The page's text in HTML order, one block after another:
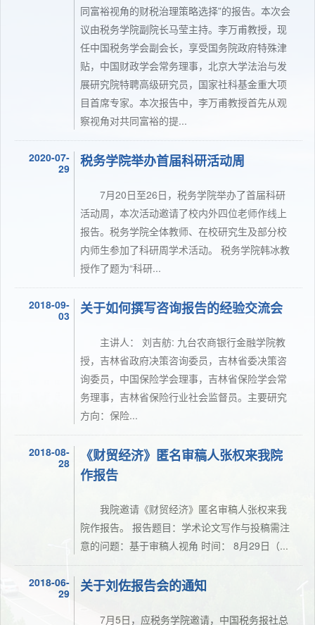
同富裕视角的财税治理策略选择”的报告。本次会
议由税务学院副院长马莹主持。李万甫教授，现
任中国税务学会副会长，享受国务院政府特殊津
贴，中国财政学会常务理事，北京大学法治与发
展研究院特聘高级研究员，国家社科基金重大项
目首席专家。本次报告中，李万甫教授首先从观
察视角对共同富裕的提...
2020-07-
29
税务学院举办首届科研活动周
7月20日至26日，税务学院举办了首届科研
活动周，本次活动邀请了校内外四位老师作线上
报告。税务学院全体教师、在校研究生及部分校
内师生参加了科研周学术活动。 税务学院韩冰教
授作了题为“科研...
2018-09-
03
关于如何撰写咨询报告的经验交流会
主讲人： 刘吉舫: 九台农商银行金融学院教
授，吉林省政府决策咨询委员，吉林省委决策咨
询委员，中国保险学会理事，吉林省保险学会常
务理事，吉林省保险行业社会监督员。主要研究
方向：保险...
2018-08-
28
《财贸经济》匿名审稿人张权来我院
作报告
我院邀请《财贸经济》匿名审稿人张权来我
院作报告。 报告题目：学术论文写作与投稿需注
意的问题：基于审稿人视角 时间： 8月29日（...
2018-06-
29
关于刘佐报告会的通知
7月5日，应税务学院邀请，中国税务报社总